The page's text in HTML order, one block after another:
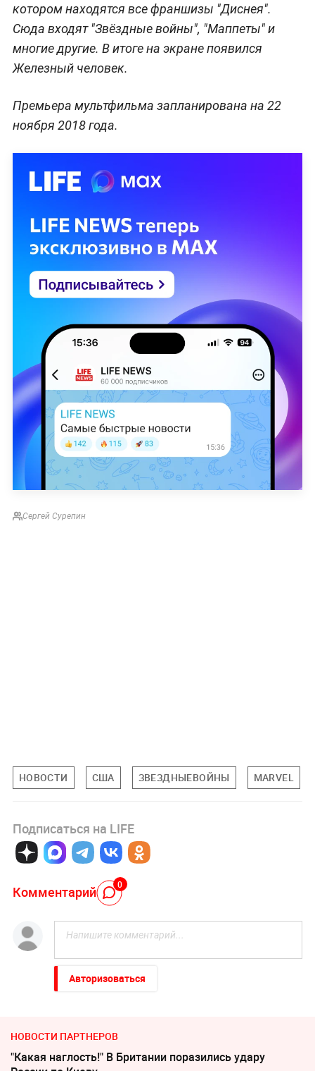
котором находятся все франшизы "Диснея".
Сюда входят "Звёздные войны", "Маппеты" и
многие другие. В итоге на экране появился
Железный человек.
Премьера мультфильма запланирована на 22
ноября 2018 года.
Сергей Сурепин
НОВОСТИ США ЗВЕЗДНЫЕВОЙНЫ MARVEL
Подписаться на LIFE
Комментарий 0
Авторизоваться
НОВОСТИ ПАРТНЕРОВ
"Какая наглость!" В Британии поразились удару